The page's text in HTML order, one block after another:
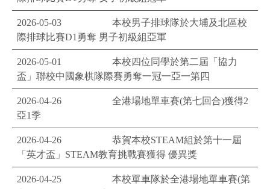
2026-05-03
本校男子排球隊於大埔及北區校
際排球比賽D1勇奪 男子初級組亞軍
2026-05-01
本校四位同學於第二屆「協力
盃」聯校中國象棋隊際賽勇奪一冠一亞一第四
2026-04-26
全港場地單車賽(第七回合)獲得2
亞1季
2026-04-26
恭賀本校STEAM組於第十一屆
「英才盃」STEAM教育挑戰賽獲得 優異獎
2026-04-25
本校單車隊於全港場地單車賽(第